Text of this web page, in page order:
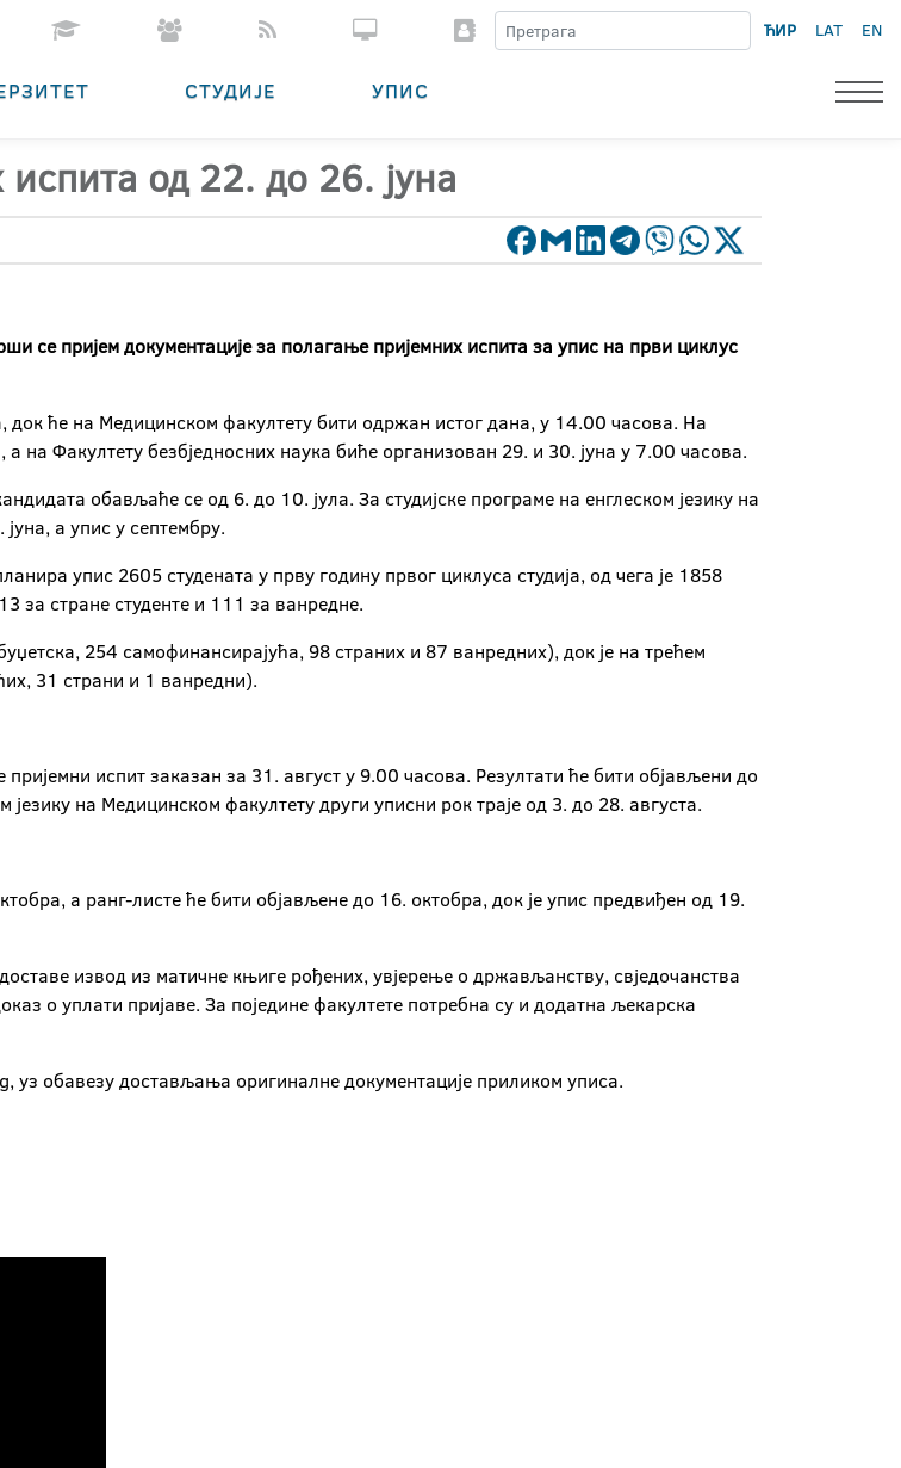
ЋИР LAT EN
СТУДИЈЕ УПИС
од 22. до 26. јуна
се пријем документације за полагање пријемних испита за упис на први циклус
док ће на Медицинском факултету бити одржан истог дана, у 14.00 часова. На
а на Факултету безбједносних наука биће организован 29. и 30. јуна у 7.00 часова.
обављаће се од 6. до 10. јула. За студијске програме на енглеском језику на
а упис у септембру.
упис 2605 студената у прву годину првог циклуса студија, од чега је 1858
за стране студенте и 111 за ванредне.
254 самофинансирајућа, 98 страних и 87 ванредних), док је на трећем
31 страни и 1 ванредни).
испит заказан за 31. август у 9.00 часова. Резултати ће бити објављени до
на Медицинском факултету други уписни рок траје од 3. до 28. августа.
а ранг-листе ће бити објављене до 16. октобра, док је упис предвиђен од 19.
извод из матичне књиге рођених, увјерење о држављанству, свједочанства
о уплати пријаве. За поједине факултете потребна су и додатна љекарска
уз обавезу достављања оригиналне документације приликом уписа.